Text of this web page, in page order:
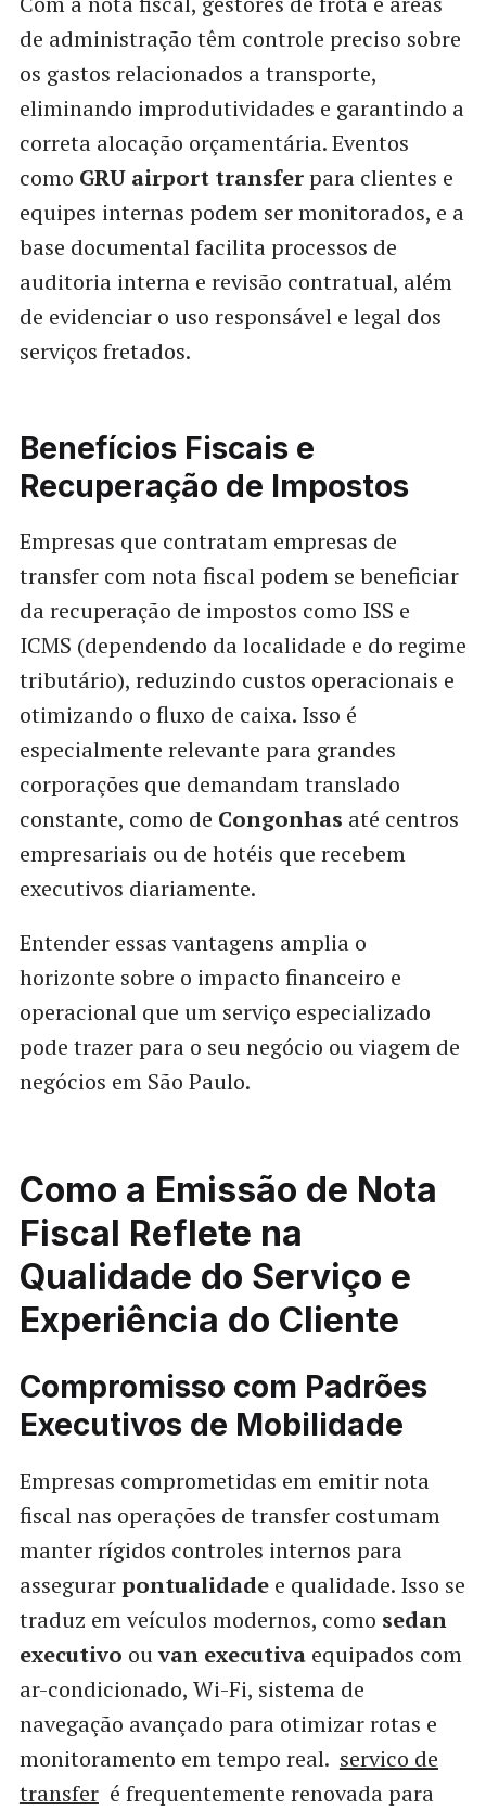
de administração têm controle preciso sobre
os gastos relacionados a transporte,
eliminando improdutividades e garantindo a
correta alocação orçamentária. Eventos
como GRU airport transferpara clientes e
equipes internas podem ser monitorados, e a
base documental facilita processos de
auditoria interna e revisão contratual, além
de evidenciar o uso responsável e legal dos
serviços fretados.
Benefícios Fiscais e
Recuperação de Impostos
Empresas que contratam empresas de
transfer com nota fiscal podem se beneficiar
da recuperação de impostos como ISS e
ICMS (dependendo da localidade e do regime
tributário), reduzindo custos operacionais e
otimizando o fluxo de caixa. Isso é
especialmente relevante para grandes
corporações que demandam translado
constante, como de Congonhas até centros
empresariais ou de hotéis que recebem
executivos diariamente.
Entender essas vantagens amplia o
horizonte sobre o impacto financeiro e
operacional que um serviço especializado
pode trazer para o seu negócio ou viagem de
negócios em São Paulo.
Como a Emissão de Nota
Fiscal Reflete na
Qualidade do Serviço e
Experiência do Cliente
Compromisso com Padrões
Executivos de Mobilidade
Empresas comprometidas em emitir nota
fiscal nas operações de transfer costumam
manter rígidos controles internos para
assegurarpontualidadee qualidade. Isso se
traduz em veículos modernos, como sedan
executivo ouvan executivaequipados com
ar-condicionado, Wi-Fi, sistema de
navegação avançado para otimizar rotas e
monitoramento em tempo real. servico de
transferé frequentemente renovada para